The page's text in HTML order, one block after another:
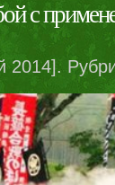
с
2014].